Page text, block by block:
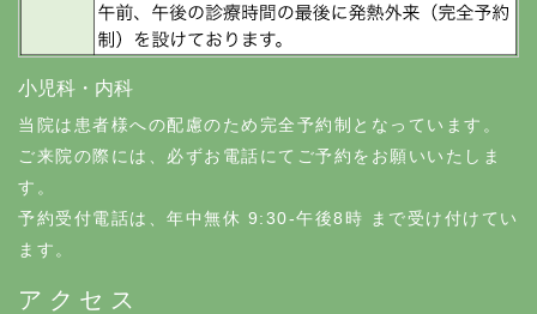
小児科・内科
当院は患者様への配慮のため完全予約制となっています。
ご来院の際には、必ずお電話にてご予約をお願いいたしま
す。
予約受付電話は、年中無休 9:30-午後8時 まで受け付けてい
ます。
アクセス